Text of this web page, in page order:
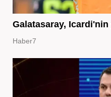
Galatasaray, Icardi'nin
Haber7